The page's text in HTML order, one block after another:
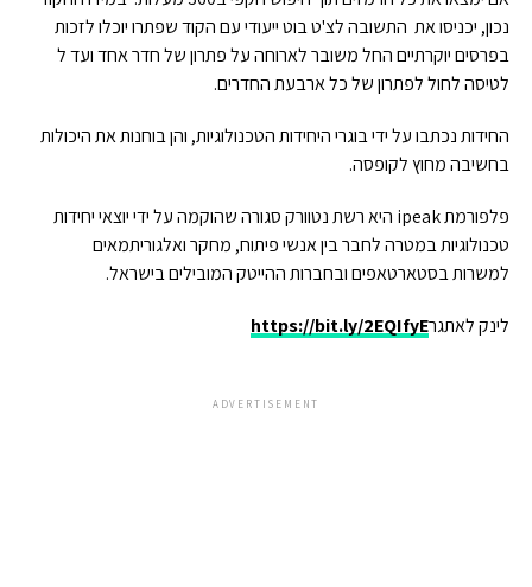
נכון, יכניסו את התשובה לצ'ט בוט ייעודי עם הקוד שפתרו יוכלו לזכות
בפרסים יוקרתיים החל משובר לארוחה על פתרון של חדר אחד ועד ל
לטיסה לחול לפתרון של כל ארבעת החדרים.
החידות נכתבו על ידי בוגרי היחידות הטכנולוגיות, והן בוחנות את היכולות
בחשיבה מחוץ לקופסה.
פלפורמת ipeak היא רשת נטוורק סגורה שהוקמה על ידי יוצאי יחידות
טכנולוגיות במטרה לחבר בין אנשי פיתוח, מחקר ואלגוריתמאים
למשרות בסטארטאפים ובחברות ההייטק המובילים בישראל.
לינק לאתגרhttps://bit.ly/2EQIfyE
ADVERTISEMENT